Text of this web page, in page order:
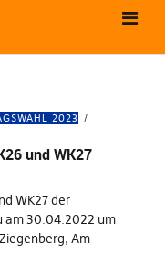
2023
und WK27
WK27 der
am 30.04.2022 um
Am